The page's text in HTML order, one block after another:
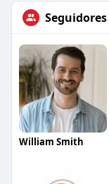
Seguidores
William Smith